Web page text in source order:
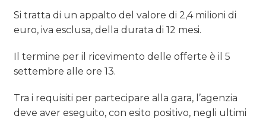
Si tratta di un appalto del valore di 2,4 milioni di
euro, iva esclusa, della durata di 12 mesi.
Il termine per il ricevimento delle offerte è il 5
settembre alle ore 13.
Tra i requisiti per partecipare alla gara, l’agenzia
deve aver eseguito, con esito positivo, negli ultimi